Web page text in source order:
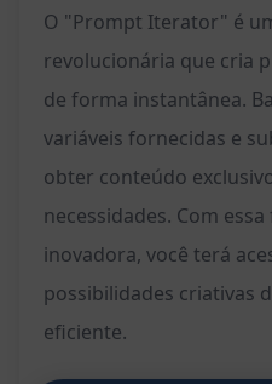
O "Prompt Iterator" é
revolucionária que cria
de forma instantânea.
variáveis fornecidas e
obter conteúdo
necessidades. Com
inovadora, você terá
possibilidades criativas
eficiente.